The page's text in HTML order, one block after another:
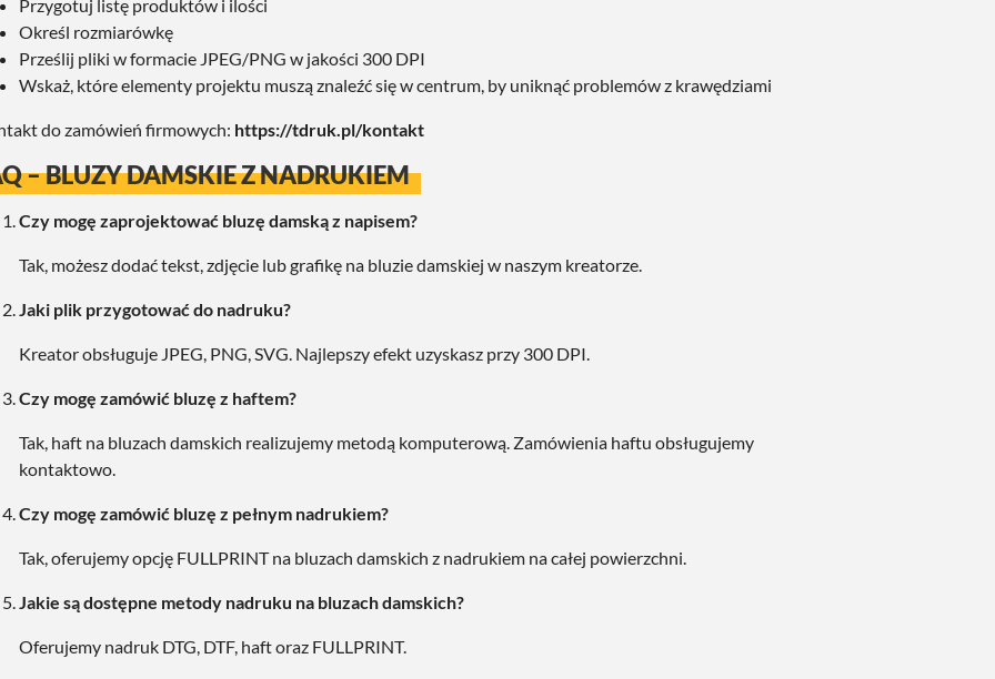
Przygotuj listę produktów i ilości
Określ rozmiarówkę
Prześlij pliki w formacie JPEG/PNG w jakości 300 DPI
Wskaż, które elementy projektu muszą znaleźć się w centrum, by uniknąć problemów z krawędziami
do zamówień firmowych: https://tdruk.pl/kontakt
– BLUZY DAMSKIE Z NADRUKIEM
Czy mogę zaprojektować bluzę damską z napisem?
Tak, możesz dodać tekst, zdjęcie lub grafikę na bluzie damskiej w naszym kreatorze.
Jaki plik przygotować do nadruku?
Kreator obsługuje JPEG, PNG, SVG. Najlepszy efekt uzyskasz przy 300 DPI.
Czy mogę zamówić bluzę z haftem?
Tak, haft na bluzach damskich realizujemy metodą komputerową. Zamówienia haftu obsługujemy
kontaktowo.
Czy mogę zamówić bluzę z pełnym nadrukiem?
Tak, oferujemy opcję FULLPRINT na bluzach damskich z nadrukiem na całej powierzchni.
Jakie są dostępne metody nadruku na bluzach damskich?
Oferujemy nadruk DTG, DTF, haft oraz FULLPRINT.